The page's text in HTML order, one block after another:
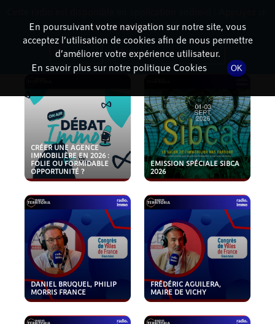
PODCASTS
CRÉER UNE AGENCE
IMMOBILIÈRE EN 2026 :
FOLIE OU FORMIDABLE
OPPORTUNITÉ ?
EMISSION SPÉCIALE SIBCA
2026
DANIEL BRUQUEL, PHILIP
MORRIS FRANCE
FRÉDÉRIC AGUILERA,
MAIRE DE VICHY
En poursuivant votre navigation sur notre site, vous
acceptez l’utilisation de cookies afin de nous permettre
d’améliorer votre expérience utilisateur.
En savoir plus sur notre politique Cookies
OK
dessous pour l'installer.
Non merci Télécharger l'application